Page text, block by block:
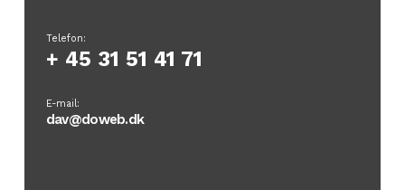
Telefon:
+ 45 31 51 41 71
E-mail:
dav@doweb.dk